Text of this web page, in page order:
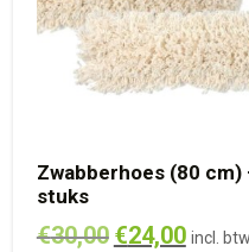
Zwabberhoes (80 cm)
stuks
€30,00 €24,00 incl. btw